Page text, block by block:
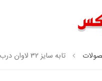
تابه سایز 32 لاوان درب شیشه ای تیتان